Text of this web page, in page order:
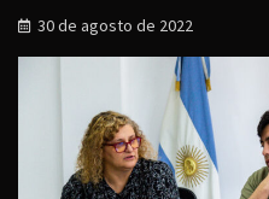
30 de agosto de 2022